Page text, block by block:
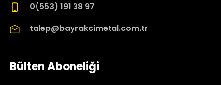
0(553) 191 38 97
talep@bayrakcimetal.com.tr
Bülten Aboneliği